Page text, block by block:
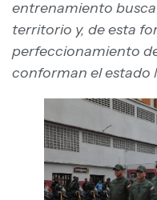
entrenamiento
territorio y, de esta
perfeccionamiento
conforman el estado